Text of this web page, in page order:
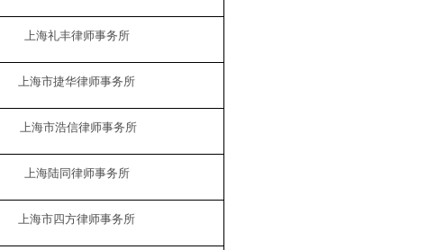
上海礼丰律师事务所
上海市捷华律师事务所
上海市浩信律师事务所
上海陆同律师事务所
上海市四方律师事务所